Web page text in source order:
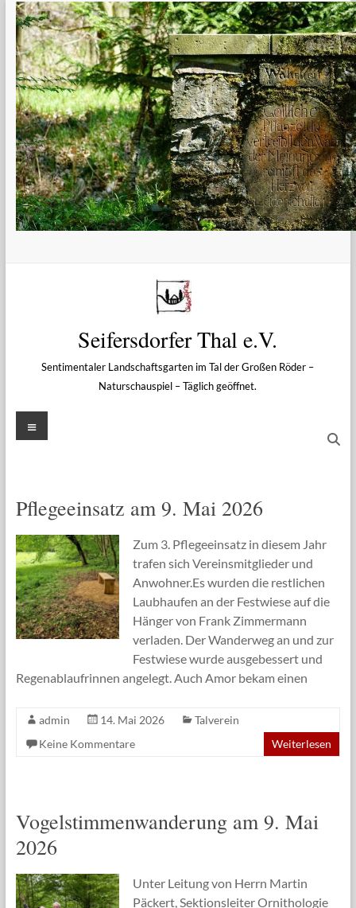
Zum
Inhalt
springen
Seifersdorfer Thal e.V.
Sentimentaler Landschaftsgarten im Tal der Großen Röder –
Naturschauspiel – Täglich geöffnet.
Menü
Pflegeeinsatz am 9. Mai 2026
Zum 3. Pflegeeinsatz in diesem Jahr
trafen sich Vereinsmitglieder und
Anwohner.Es wurden die restlichen
Laubhaufen an der Festwiese auf die
Hänger von Frank Zimmermann
verladen. Der Wanderweg an und zur
Festwiese wurde ausgebessert und
Regenablaufrinnen angelegt. Auch Amor bekam einen
admin 14. Mai 2026
Talverein
Keine Kommentare
Weiterlesen
Vogelstimmenwanderung am 9. Mai
2026
Unter Leitung von Herrn Martin
Päckert, Sektionsleiter Ornithologie